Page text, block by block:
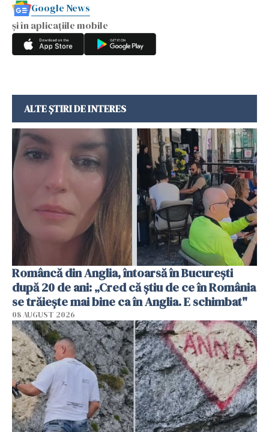
Google News
și în aplicațiile mobile
ALTE ȘTIRI DE INTERES
Româncă din Anglia, întoarsă în București
după 20 de ani: „Cred că știu de ce în România
se trăiește mai bine ca în Anglia. E schimbat"
08 AUGUST 2026